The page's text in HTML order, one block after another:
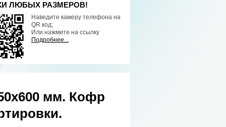
ЛЮБЫХ РАЗМЕРОВ!
Наведите камеру телефона на
QR код;
Или нажмите на ссылку
Подробнее...
мм. Кофр